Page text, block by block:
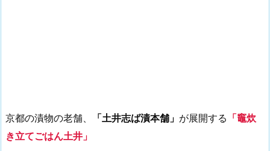
京都の漬物の老舗、 「土井志ば漬本舗」 が展開する 「竈炊
き立てごはん土井」